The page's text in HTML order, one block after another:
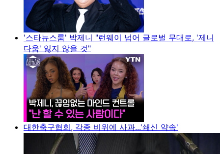
'스타뉴스룸' 박제니 "런웨이 넘어 글로벌 무대로, '제니
다움' 잃지 않을 것"
대한축구협회, 각종 비위에 사과...'쇄신 약속'